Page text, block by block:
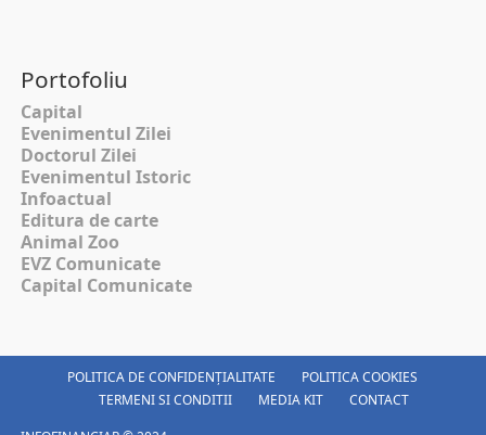
Portofoliu
Capital
Evenimentul Zilei
Doctorul Zilei
Evenimentul Istoric
Infoactual
Editura de carte
Animal Zoo
EVZ Comunicate
Capital Comunicate
POLITICA DE CONFIDENȚIALITATE
POLITICA COOKIES
TERMENI SI CONDITII
MEDIA KIT
CONTACT